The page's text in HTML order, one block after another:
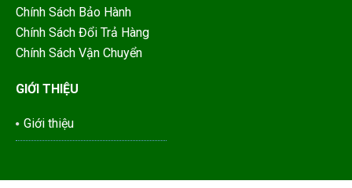
Chính Sách Bảo Hành
Chính Sách Đổi Trả Hàng
Chính Sách Vận Chuyển
GIỚI THIỆU
Giới thiệu